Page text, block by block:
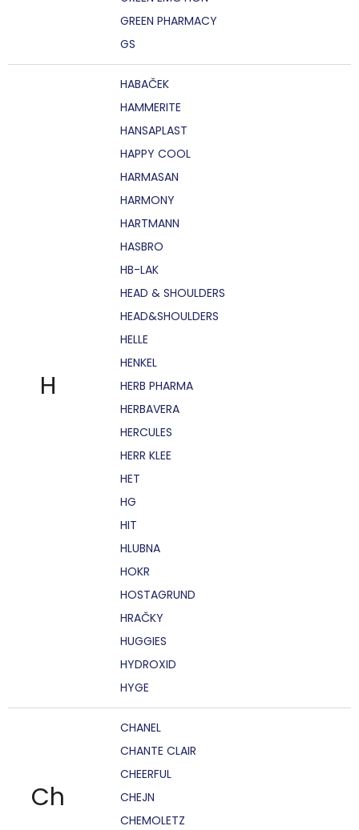
GREEN PHARMACY
GS
H
HABAČEK
HAMMERITE
HANSAPLAST
HAPPY COOL
HARMASAN
HARMONY
HARTMANN
HASBRO
HB-LAK
HEAD & SHOULDERS
HEAD&SHOULDERS
HELLE
HENKEL
HERB PHARMA
HERBAVERA
HERCULES
HERR KLEE
HET
HG
HIT
HLUBNA
HOKR
HOSTAGRUND
HRAČKY
HUGGIES
HYDROXID
HYGE
Ch
CHANEL
CHANTE CLAIR
CHEERFUL
CHEJN
CHEMOLETZ